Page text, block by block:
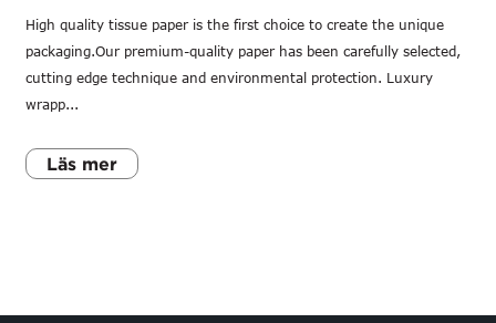
High quality tissue paper is the first choice to create the unique
packaging.Our premium-quality paper has been carefully selected,
cutting edge technique and environmental protection. Luxury
wrapp...
Läs mer